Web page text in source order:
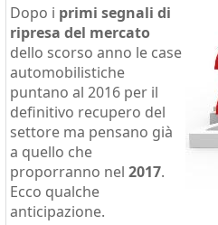
Dopo i primi segnali di
ripresa del mercato
dello scorso anno le case
automobilistiche
puntano al 2016 per il
definitivo recupero del
settore ma pensano già
a quello che
proporranno nel 2017.
Ecco qualche
anticipazione.